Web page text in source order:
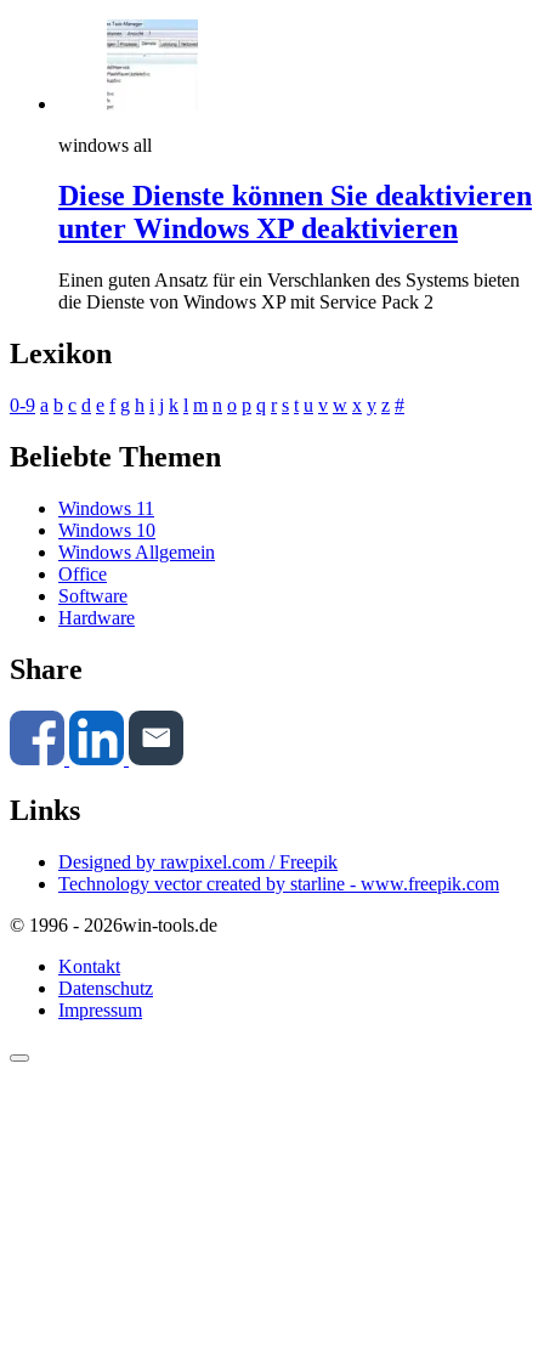
windows all
Diese Dienste können Sie deaktivieren
unter Windows XP deaktivieren
Einen guten Ansatz für ein Verschlanken des Systems bieten
die Dienste von Windows XP mit Service Pack 2
Lexikon
0-9 a b c d e f g h i j k l m n o p q r s t u v w x y z #
Beliebte Themen
Windows 11
Windows 10
Windows Allgemein
Office
Software
Hardware
Share
Links
Designed by rawpixel.com / Freepik
Technology vector created by starline - www.freepik.com
© 1996 - 2026win-tools.de
Kontakt
Datenschutz
Impressum